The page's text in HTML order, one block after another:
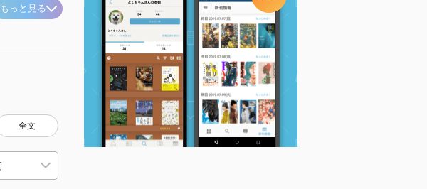
もっと見る
全文